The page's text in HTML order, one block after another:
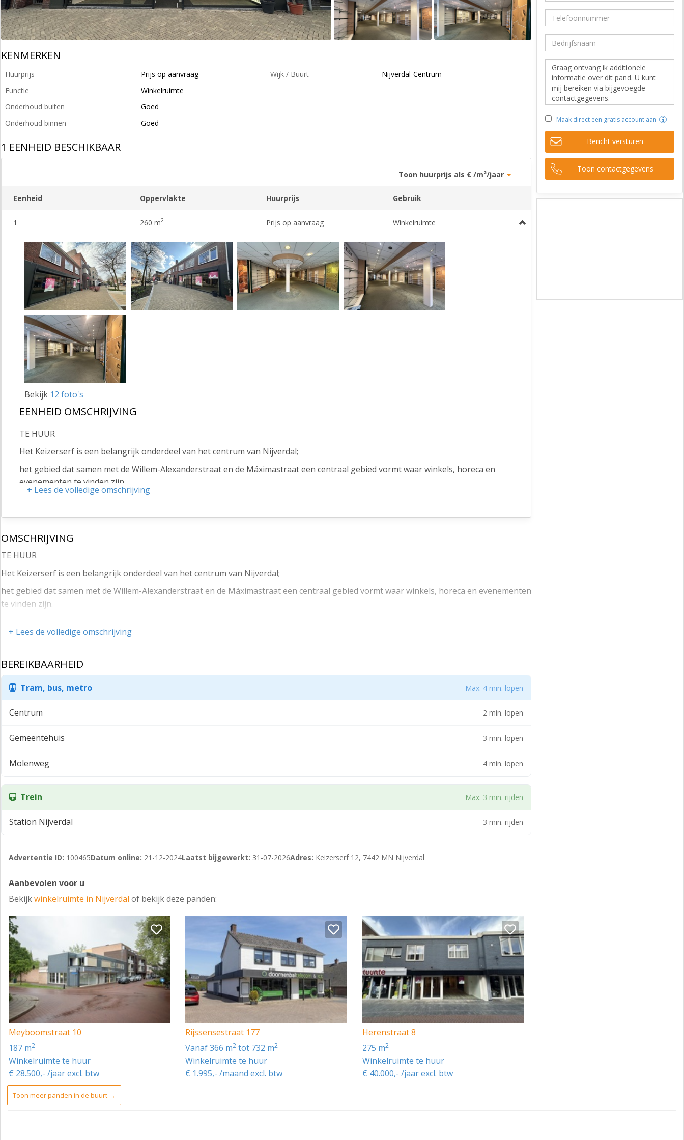
KENMERKEN
Huurprijs
Prijs op aanvraag
Functie
Winkelruimte
Onderhoud buiten
Goed
Onderhoud binnen
Goed
Wijk / Buurt Nijverdal-Centrum
1 EENHEID BESCHIKBAAR
Toon huurprijs als € /m²/jaar
Eenheid Oppervlakte Huurprijs Gebruik
1 260 m2 Prijs op aanvraag Winkelruimte
Bekijk 12 foto's
EENHEID OMSCHRIJVING
TE HUUR
Het Keizerserf is een belangrijk onderdeel van het centrum van Nijverdal;
het gebied dat samen met de Willem-Alexanderstraat en de Máximastraat een centraal gebied vormt waar winkels, horeca en
evenementen te vinden zijn.
Jouw buren zijn onder andere De Broodbode, Unique Mode en Etos.
Heb je interesse in deze winkelruimte, kom langs voor een bezichtiging en ontdek de mogelijkheden zelf!
De huurprijs en overige informatie is op aanvraag beschikbaar.
+ Lees de volledige omschrijving
OMSCHRIJVING
TE HUUR
Het Keizerserf is een belangrijk onderdeel van het centrum van Nijverdal;
het gebied dat samen met de Willem-Alexanderstraat en de Máximastraat een centraal gebied vormt waar winkels, horeca en evenementen
te vinden zijn.
Jouw buren zijn onder andere De Broodbode, Unique Mode en Etos.
De huurprijs en overige informatie is op aanvraag beschikbaar.
+ Lees de volledige omschrijving
BEREIKBAARHEID
Tram, bus, metro Max. 4 min. lopen
Centrum 2 min. lopen
Gemeentehuis 3 min. lopen
Molenweg 4 min. lopen
Trein Max. 3 min. rijden
Station Nijverdal 3 min. rijden
Advertentie ID: 100465Datum online: 21-12-2024Laatst bijgewerkt: 31-07-2026Adres: Keizerserf 12, 7442 MN Nijverdal
Aanbevolen voor u
Bekijkwinkelruimte in Nijverdal of bekijk deze panden:
Meyboomstraat 10
187 m2
Winkelruimte te huur
€ 28.500,- /jaar excl. btw
Rijssensestraat 177
vanaf 366 m2 tot 732 m2
Winkelruimte te huur
€ 1.995,- /maand excl. btw
Herenstraat 8
275 m2
Winkelruimte te huur
€ 40.000,- /jaar excl. btw
Toon meer panden in de buurt →
Maak direct een gratis account aan
Bericht versturen
Toon contactgegevens